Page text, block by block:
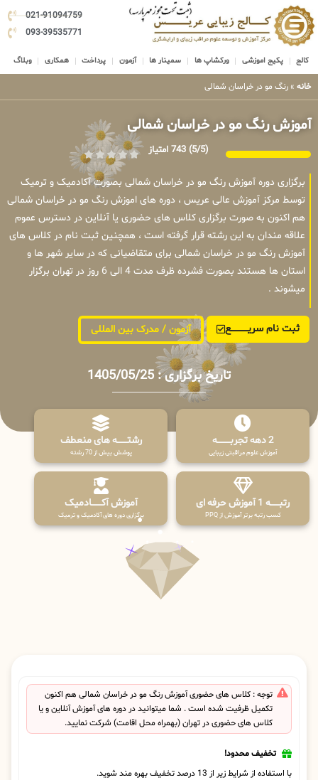
021-91094759
093-39535771
کالج پکیج اموزشی ورکشاپ ها سمینار ها آزمون پرداخت همکاری وبلاگ
خانه » رنگ مو در خراسان شمالی
آموزش رنگ مو در خراسان شمالی
(5/5) 743 امتیاز
برگزاری دوره آموزش رنگ مو در خراسان شمالی بصورت آکادمیک و ترمیک
توسط مرکز آموزش عالی عریس ، دوره های اموزش رنگ مو در خراسان شمالی
هم اکنون به صورت برگزاری کلاس های حضوری یا آنلاین در دسترس عموم
علاقه مندان به این رشته قرار گرفته است ، همچنین ثبت نام در کلاس های
آموزش رنگ مو در خراسان شمالی برای متقاضیانی که در سایر شهر ها و
استان ها هستند بصورت فشرده ظرف مدت 4 الی 6 روز در تهران برگزار
میشوند .
ثبت نام سریــــــــــــع آزمون / مدرک بین المللی
تاریخ برگزاری : 1405/05/25
2 دهه تجربـــــــــه
آموزش علوم مراقبتی زیبایی
رشتـــــــه های منعطف
پوشش بیش از 70 رشته
رتبــــــه 1 آموزش حرفه ای
کسب رتبه برتر آموزش از PPQ
آموزش آکـــــــادمیک
برگزاری دوره های آکادمیک و ترمیک
توجه : کلاس های حضوری آموزش رنگ مو در خراسان شمالی هم اکنون
تکمیل ظرفیت شده است . شما میتوانید در دوره های آموزش آنلاین و یا
کلاس های حضوری در تهران (بهمراه محل اقامت) شرکت نمایید.
تخفیف محدود!
با استفاده از شرایط زیر از 13 درصد تخفیف بهره مند شوید.